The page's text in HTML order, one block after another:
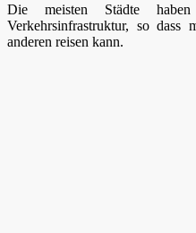
Die meisten Städte
Verkehrsinfrastruktur, so
anderen reisen kann.